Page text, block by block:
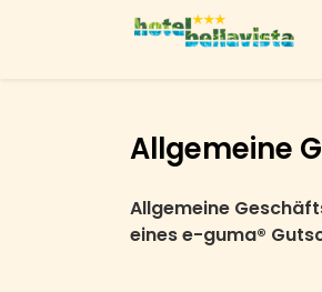
Allgemeine
Allgemeine
eines e-guma®